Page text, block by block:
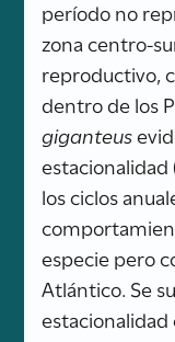
período no
zona centro-
reproductivo,
dentro de los
giganteus
los ciclos
especie pero
Atlántico. Se
estacionalidad